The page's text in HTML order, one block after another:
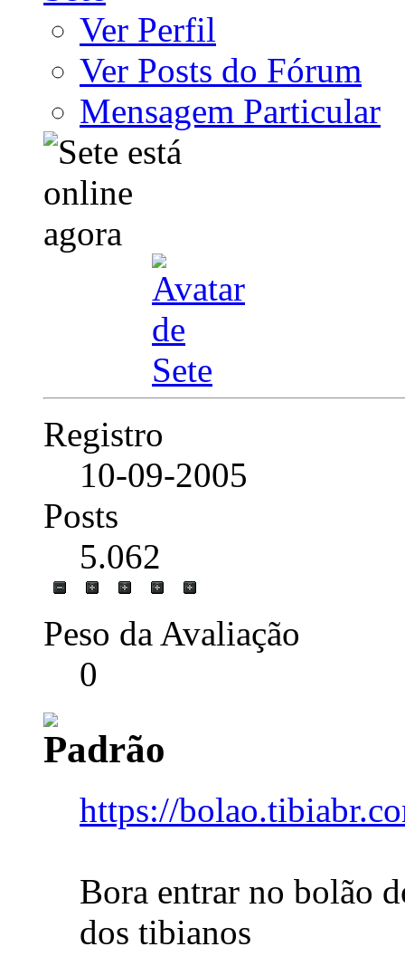
Ver Perfil
Ver Posts do Fórum
Mensagem Particular
Registro
10-09-2005
Posts
5.062
Peso da Avaliação
0
https://
Bora entrar no bolão
dos tibianos